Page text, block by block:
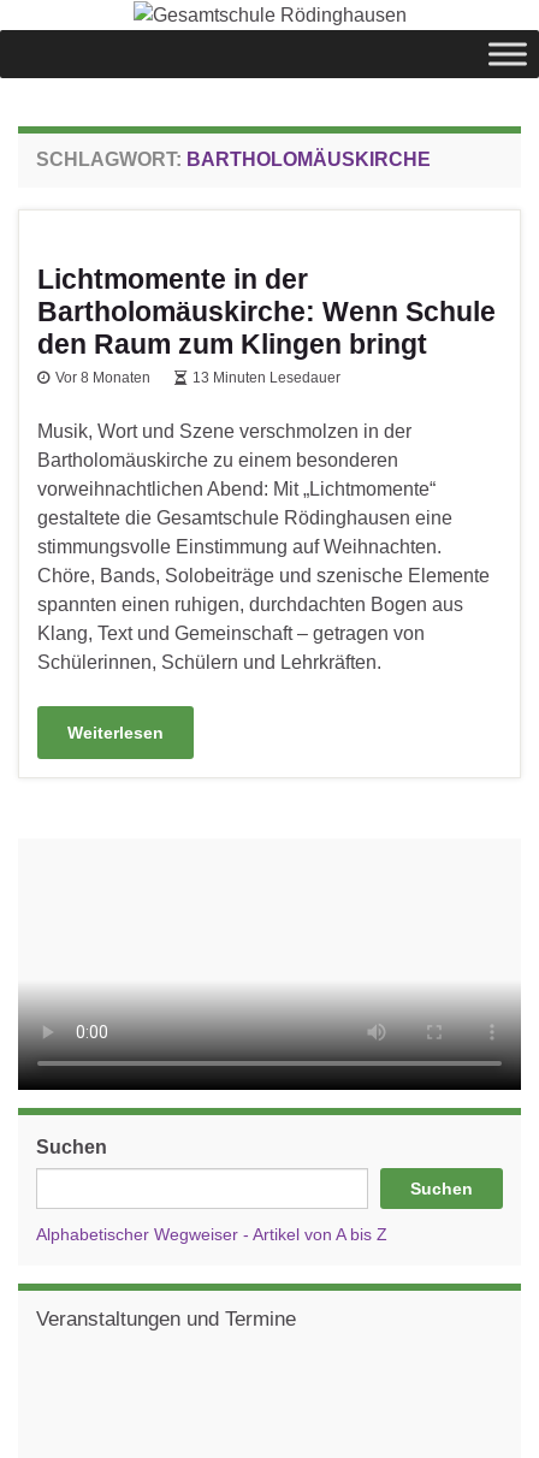
springen
SCHLAGWORT: BARTHOLOMÄUSKIRCHE
Lichtmomente in der
Bartholomäuskirche: Wenn Schule
den Raum zum Klingen bringt
Vor 8 Monaten 13 Minuten Lesedauer
Musik, Wort und Szene verschmolzen in der
Bartholomäuskirche zu einem besonderen
vorweihnachtlichen Abend: Mit „Lichtmomente“
gestaltete die Gesamtschule Rödinghausen eine
stimmungsvolle Einstimmung auf Weihnachten.
Chöre, Bands, Solobeiträge und szenische Elemente
spannten einen ruhigen, durchdachten Bogen aus
Klang, Text und Gemeinschaft – getragen von
Schülerinnen, Schülern und Lehrkräften.
Weiterlesen
Suchen
Suchen
Alphabetischer Wegweiser - Artikel von A bis Z
Veranstaltungen und Termine